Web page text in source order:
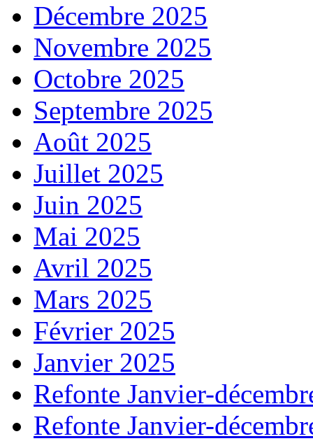
Décembre 2025
Novembre 2025
Octobre 2025
Septembre 2025
Août 2025
Juillet 2025
Juin 2025
Mai 2025
Avril 2025
Mars 2025
Février 2025
Janvier 2025
Refonte Janvier-
Refonte Janvier-